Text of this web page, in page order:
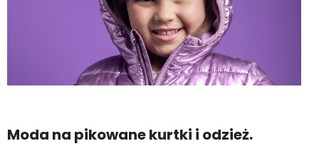
Moda na pikowane kurtki i odzież.